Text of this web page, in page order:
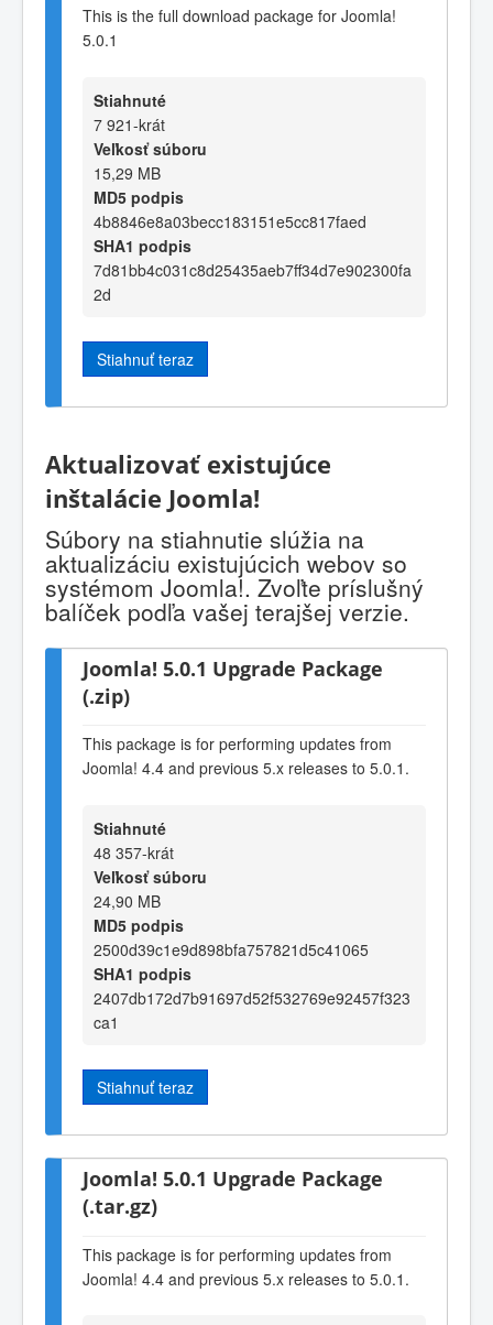
This is the full download package for Joomla!
5.0.1
Stiahnuté
7 921-krát
Veľkosť súboru
15,29 MB
MD5 podpis
4b8846e8a03becc183151e5cc817faed
SHA1 podpis
7d81bb4c031c8d25435aeb7ff34d7e902300fa
2d
Stiahnuť teraz
Aktualizovať existujúce
inštalácie Joomla!
Súbory na stiahnutie slúžia na
aktualizáciu existujúcich webov so
systémom Joomla!. Zvoľte príslušný
balíček podľa vašej terajšej verzie.
Joomla! 5.0.1 Upgrade Package
(.zip)
This package is for performing updates from
Joomla! 4.4 and previous 5.x releases to 5.0.1.
Stiahnuté
48 357-krát
Veľkosť súboru
24,90 MB
MD5 podpis
2500d39c1e9d898bfa757821d5c41065
SHA1 podpis
2407db172d7b91697d52f532769e92457f323
ca1
Stiahnuť teraz
Joomla! 5.0.1 Upgrade Package
(.tar.gz)
This package is for performing updates from
Joomla! 4.4 and previous 5.x releases to 5.0.1.